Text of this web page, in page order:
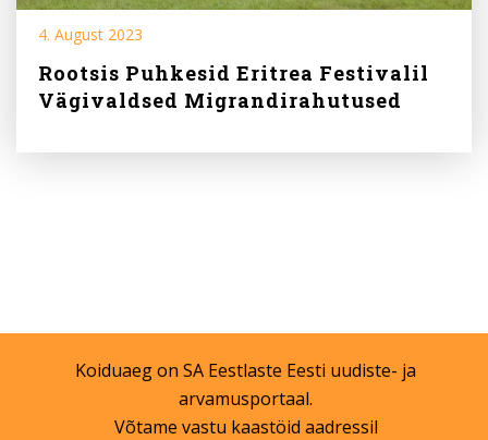
4. August 2023
Rootsis Puhkesid Eritrea Festivalil
Vägivaldsed Migrandirahutused
Koiduaeg on SA Eestlaste Eesti uudiste- ja
arvamusportaal.
Võtame vastu kaastöid aadressil